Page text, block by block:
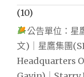
(10)
公告單位：星
文)｜星鷹集團
Headquarters